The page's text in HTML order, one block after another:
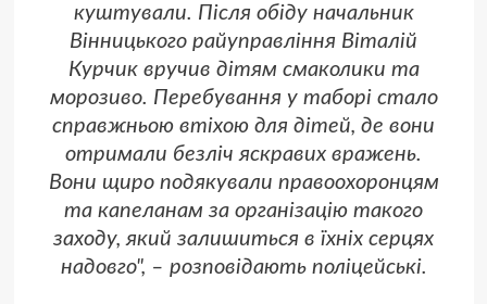
куштували. Після обіду начальник
Вінницького райуправління Віталій
Курчик вручив дітям смаколики та
морозиво. Перебування у таборі стало
справжньою втіхою для дітей, де вони
отримали безліч яскравих вражень.
Вони щиро подякували правоохоронцям
та капеланам за організацію такого
заходу, який залишиться в їхніх серцях
надовго", – розповідають поліцейські.